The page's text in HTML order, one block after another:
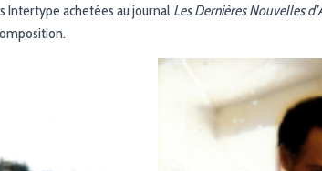
Intertype achetées au journal Les Dernières Nouvelles